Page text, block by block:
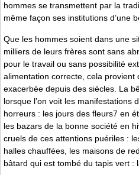
hommes se transmettent par la
même façon ses institutions d’une
Que les hommes soient dans une
milliers de leurs frères sont sans
pour le travail ou sans possibilité
alimentation correcte, cela provient
exacerbée depuis des siècles. La
lorsque l’on voit les manifestations
horreurs : les jours des fleurs7 en
les bazars de la bonne société en
cruels de ces attentions puériles :
halles chauffées, les maisons de
bâtard qui est tombé du tapis vert :